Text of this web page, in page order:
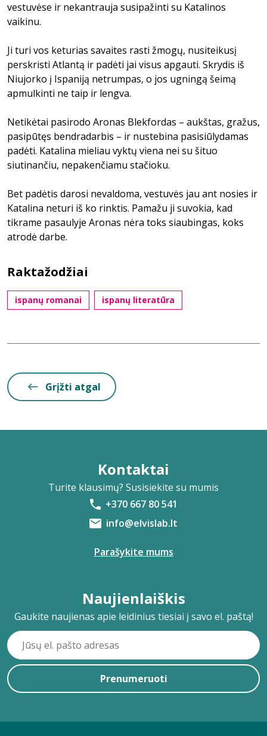
vestuvėse ir nekantrauja susipažinti su Katalinos
vaikinu.
Ji turi vos keturias savaites rasti žmogų, nusiteikusį
perskristi Atlantą ir padėti jai visus apgauti. Skrydis iš
Niujorko į Ispaniją netrumpas, o jos ugningą šeimą
apmulkinti ne taip ir lengva.
Netikėtai pasirodo Aronas Blekfordas – aukštas, gražus,
pasipūtęs bendradarbis – ir nustebina pasisiūlydamas
padėti. Katalina mieliau vyktų viena nei su šituo
siutinančiu, nepakenčiamu stačioku.
Bet padėtis darosi nevaldoma, vestuvės jau ant nosies ir
Katalina neturi iš ko rinktis. Pamažu ji suvokia, kad
tikrame pasaulyje Aronas nėra toks siaubingas, koks
atrodė darbe.
Raktažodžiai
ispanų romanai ispanų literatūra
Grįžti atgal
Kontaktai
Turite klausimų? Susisiekite su mumis
+370 667 80 541
info@elvislab.lt
Parašykite mums
Naujienlaiškis
Gaukite naujienas apie leidinius tiesiai į savo el. paštą!
Prenumeruoti